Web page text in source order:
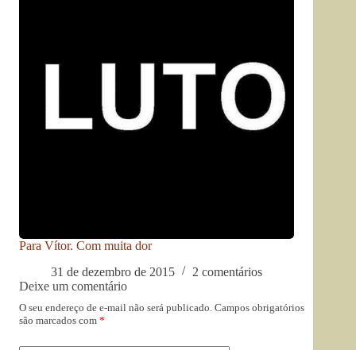
Para Vítor. Com muita dor
31 de dezembro de 2015
2 comentários
Deixe um comentário
O seu endereço de e-mail não será publicado. Campos obrigatórios
são marcados com *